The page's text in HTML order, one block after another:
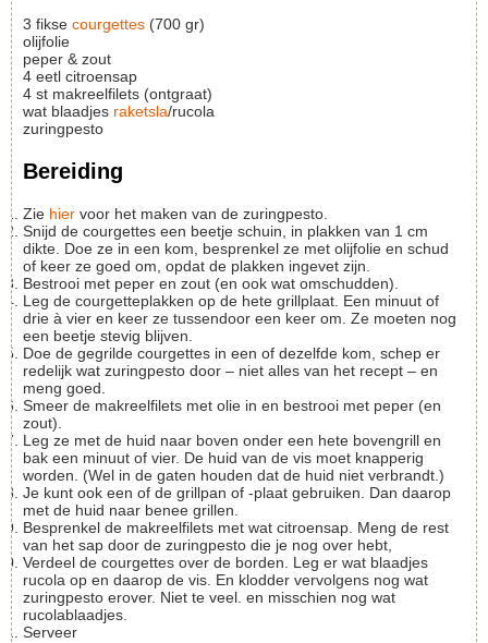
3 fikse courgettes (700 gr)
olijfolie
peper & zout
4 eetl citroensap
4 st makreelfilets (ontgraat)
wat blaadjes raketsla/rucola
zuringpesto
Bereiding
Zie hier voor het maken van de zuringpesto.
Snijd de courgettes een beetje schuin, in plakken van 1 cm
dikte. Doe ze in een kom, besprenkel ze met olijfolie en schud
of keer ze goed om, opdat de plakken ingevet zijn.
Bestrooi met peper en zout (en ook wat omschudden).
Leg de courgetteplakken op de hete grillplaat. Een minuut of
drie à vier en keer ze tussendoor een keer om. Ze moeten nog
een beetje stevig blijven.
Doe de gegrilde courgettes in een of dezelfde kom, schep er
redelijk wat zuringpesto door – niet alles van het recept – en
meng goed.
Smeer de makreelfilets met olie in en bestrooi met peper (en
zout).
Leg ze met de huid naar boven onder een hete bovengrill en
bak een minuut of vier. De huid van de vis moet knapperig
worden. (Wel in de gaten houden dat de huid niet verbrandt.)
Je kunt ook een of de grillpan of -plaat gebruiken. Dan daarop
met de huid naar benee grillen.
Besprenkel de makreelfilets met wat citroensap. Meng de rest
van het sap door de zuringpesto die je nog over hebt,
Verdeel de courgettes over de borden. Leg er wat blaadjes
rucola op en daarop de vis. En klodder vervolgens nog wat
zuringpesto erover. Niet te veel. en misschien nog wat
rucolablaadjes.
Serveer